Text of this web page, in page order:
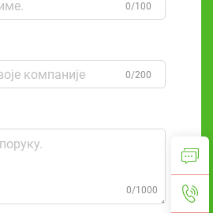
0/100
0/200
0/1000